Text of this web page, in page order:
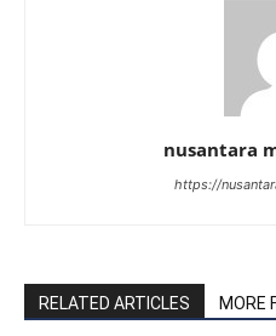
nusantara
https://
RELATED ARTICLES MORE